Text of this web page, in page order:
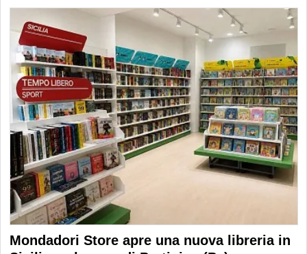
Mondadori Store apre una nuova libreria in